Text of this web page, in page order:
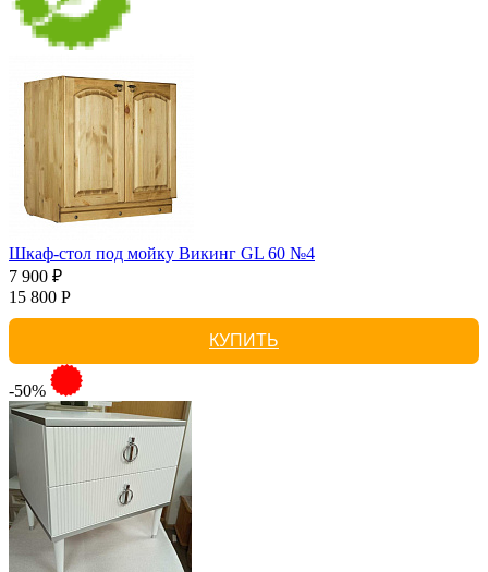
Шкаф-стол под мойку Викинг GL 60 №4
7 900 ₽
15 800 Р
КУПИТЬ
-50%